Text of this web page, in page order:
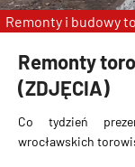
Remonty
(ZDJĘCIA)
Co tydzień
wrocławskich
Remonty i budowy